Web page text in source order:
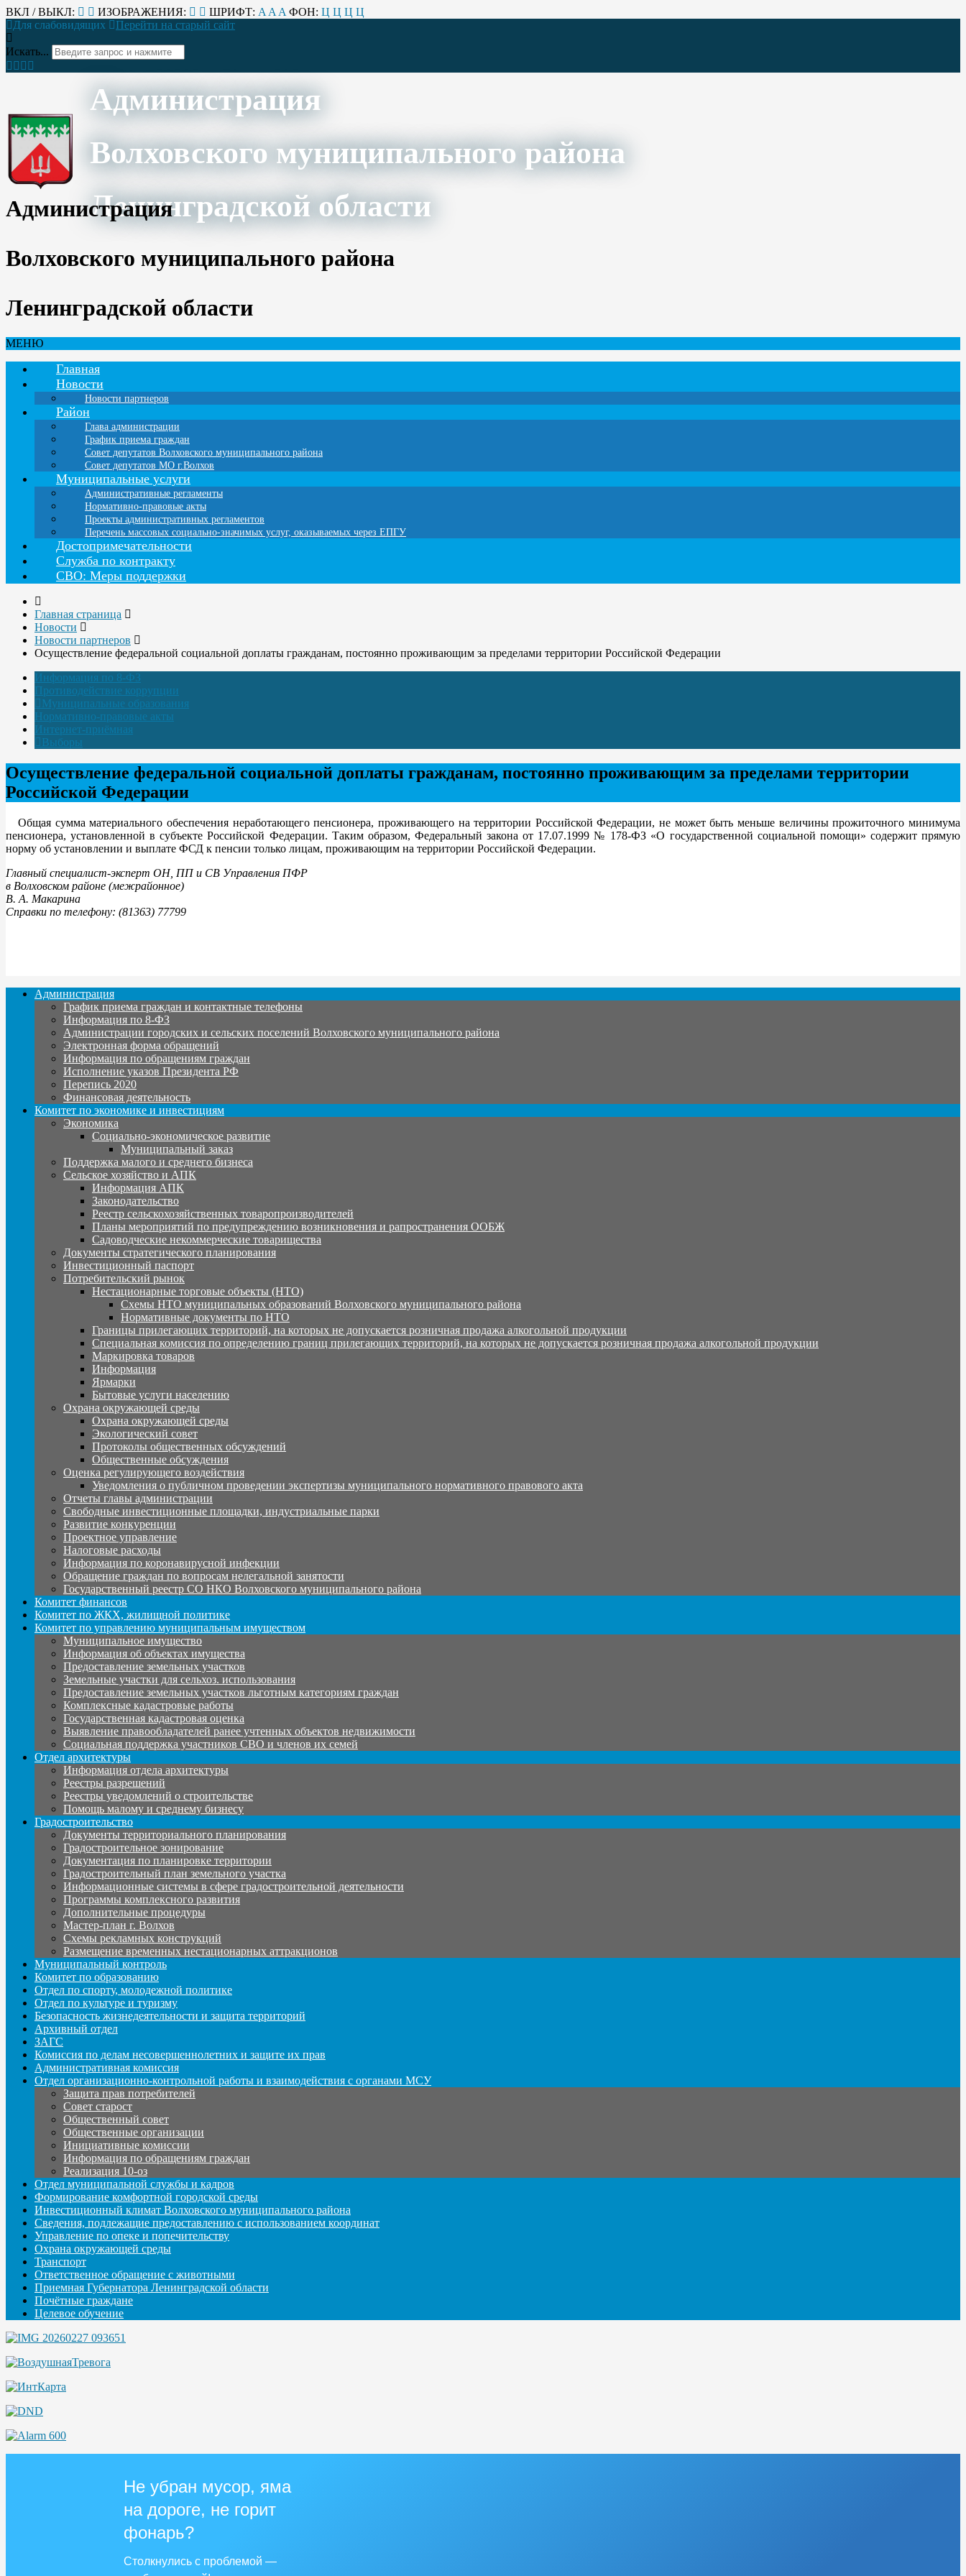
ВКЛ / ВЫКЛ: ИЗОБРАЖЕНИЯ: ШРИФТ: A A A ФОН: Ц Ц Ц Ц
Для слабовидящих
Перейти на старый сайт
Искать...
Администрация
Волховского муниципального района
Ленинградской области
Администрация
Волховского муниципального района
Ленинградской области
МЕНЮ
Главная
Новости
Новости партнеров
Район
Глава администрации
График приема граждан
Совет депутатов Волховского муниципального района
Совет депутатов МО г.Волхов
Муниципальные услуги
Административные регламенты
Нормативно-правовые акты
Проекты административных регламентов
Перечень массовых социально-значимых услуг, оказываемых через ЕПГУ
Достопримечательности
Служба по контракту
СВО: Меры поддержки
Главная страница
Новости
Новости партнеров
Осуществление федеральной социальной доплаты гражданам, постоянно проживающим за пределами территории Российской Федерации
Информация по 8-ФЗ
Противодействие коррупции
Муниципальные образования
Нормативно-правовые акты
Интернет-приёмная
Выборы
Осуществление федеральной социальной доплаты гражданам, постоянно проживающим за пределами территории
Российской Федерации
Общая сумма материального обеспечения неработающего пенсионера, проживающего на территории Российской Федерации, не может быть меньше величины прожиточного минимума
пенсионера, установленной в субъекте Российской Федерации. Таким образом, Федеральный закона от 17.07.1999 № 178-ФЗ «О государственной социальной помощи» содержит прямую
норму об установлении и выплате ФСД к пенсии только лицам, проживающим на территории Российской Федерации.
Главный специалист-эксперт ОН, ПП и СВ Управления ПФР
в Волховском районе (межрайонное)
В. А. Макарина
Справки по телефону: (81363) 77799
Администрация
График приема граждан и контактные телефоны
Информация по 8-ФЗ
Администрации городских и сельских поселений Волховского муниципального района
Электронная форма обращений
Информация по обращениям граждан
Исполнение указов Президента РФ
Перепись 2020
Финансовая деятельность
Комитет по экономике и инвестициям
Экономика
Социально-экономическое развитие
Муниципальный заказ
Поддержка малого и среднего бизнеса
Сельское хозяйство и АПК
Информация АПК
Законодательство
Реестр сельскохозяйственных товаропроизводителей
Планы мероприятий по предупреждению возникновения и рапространения ООБЖ
Садоводческие некоммерческие товарищества
Документы стратегического планирования
Инвестиционный паспорт
Потребительский рынок
Нестационарные торговые объекты (НТО)
Схемы НТО муниципальных образований Волховского муниципального района
Нормативные документы по НТО
Границы прилегающих территорий, на которых не допускается розничная продажа алкогольной продукции
Специальная комиссия по определению границ прилегающих территорий, на которых не допускается розничная продажа алкогольной продукции
Маркировка товаров
Информация
Ярмарки
Бытовые услуги населению
Охрана окружающей среды
Охрана окружающей среды
Экологический совет
Протоколы общественных обсуждений
Общественные обсуждения
Оценка регулирующего воздействия
Уведомления о публичном проведении экспертизы муниципального нормативного правового акта
Отчеты главы администрации
Свободные инвестиционные площадки, индустриальные парки
Развитие конкуренции
Проектное управление
Налоговые расходы
Информация по коронавирусной инфекции
Обращение граждан по вопросам нелегальной занятости
Государственный реестр СО НКО Волховского муниципального района
Комитет финансов
Комитет по ЖКХ, жилищной политике
Комитет по управлению муниципальным имуществом
Муниципальное имущество
Информация об объектах имущества
Предоставление земельных участков
Земельные участки для сельхоз. использования
Предоставление земельных участков льготным категориям граждан
Комплексные кадастровые работы
Государственная кадастровая оценка
Выявление правообладателей ранее учтенных объектов недвижимости
Социальная поддержка участников СВО и членов их семей
Отдел архитектуры
Информация отдела архитектуры
Реестры разрешений
Реестры уведомлений о строительстве
Помощь малому и среднему бизнесу
Градостроительство
Документы территориального планирования
Градостроительное зонирование
Документация по планировке территории
Градостроительный план земельного участка
Информационные системы в сфере градостроительной деятельности
Программы комплексного развития
Дополнительные процедуры
Мастер-план г. Волхов
Схемы рекламных конструкций
Размещение временных нестационарных аттракционов
Муниципальный контроль
Комитет по образованию
Отдел по спорту, молодежной политике
Отдел по культуре и туризму
Безопасность жизнедеятельности и защита территорий
Архивный отдел
ЗАГС
Комиссия по делам несовершеннолетних и защите их прав
Административная комиссия
Отдел организационно-контрольной работы и взаимодействия с органами МСУ
Защита прав потребителей
Совет старост
Общественный совет
Общественные организации
Инициативные комиссии
Информация по обращениям граждан
Реализация 10-оз
Отдел муниципальной службы и кадров
Формирование комфортной городской среды
Инвестиционный климат Волховского муниципального района
Сведения, подлежащие предоставлению с использованием координат
Управление по опеке и попечительству
Охрана окружающей среды
Транспорт
Ответственное обращение с животными
Приемная Губернатора Ленинградской области
Почётные граждане
Целевое обучение
Не убран мусор, яма
на дороге, не горит
фонарь?
Столкнулись с проблемой —